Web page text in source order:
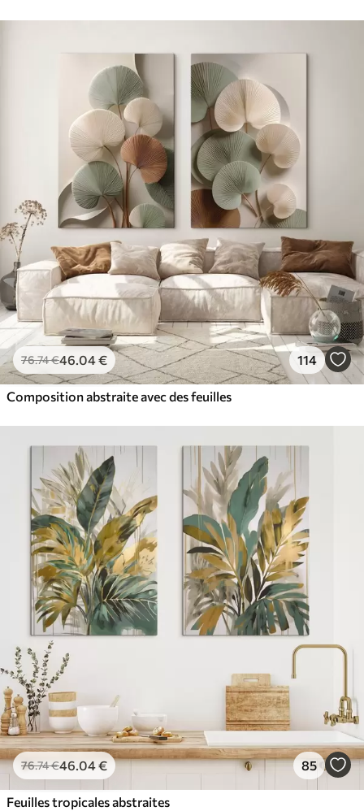
76.74€46.04€ 114
Composition abstraite avec des feuilles
76.74€46.04€ 85
Feuilles tropicales abstraites